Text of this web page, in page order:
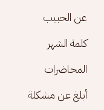
Footer menu
عن الحبيب
كلمة الشهر
المحاضرات
أبلغ عن مشكلة